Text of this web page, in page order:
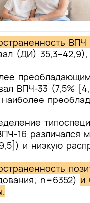
ВПЧ
(ДИ) 35,3–42,9),
ВПЧ-33 (7,5%
16 различался
и низкую
n=6352) и